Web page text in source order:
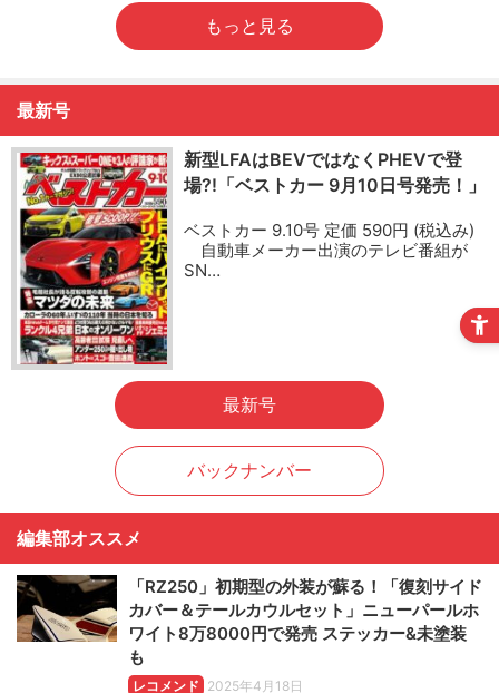
もっと見る
最新号
新型LFAはBEVではなくPHEVで登
場?!「ベストカー 9月10日号発売！」
ベストカー 9.10号 定価 590円 (税込み)
自動車メーカー出演のテレビ番組が
SN…
最新号
バックナンバー
編集部オススメ
「RZ250」初期型の外装が蘇る！「復刻サイド
カバー＆テールカウルセット」ニューパールホ
ワイト8万8000円で発売 ステッカー&未塗装
も
レコメンド 2025年4月18日